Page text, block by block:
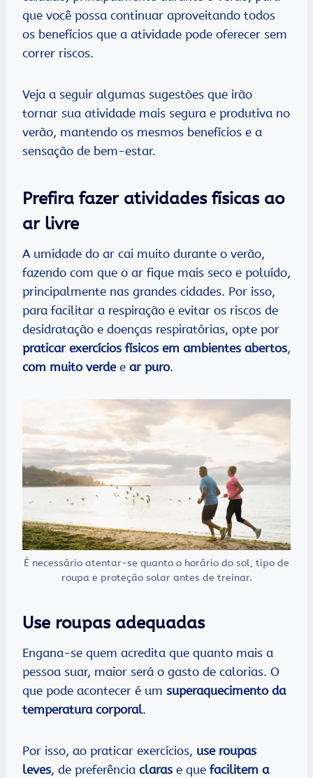
que você possa continuar aproveitando todos
os benefícios que a atividade pode oferecer sem
correr riscos.
Veja a seguir algumas sugestões que irão
tornar sua atividade mais segura e produtiva no
verão, mantendo os mesmos benefícios e a
sensação de bem-estar.
Prefira fazer atividades físicas ao
ar livre
A umidade do ar cai muito durante o verão,
fazendo com que o ar fique mais seco e poluído,
principalmente nas grandes cidades. Por isso,
para facilitar a respiração e evitar os riscos de
desidratação e doenças respiratórias, opte por
praticar exercícios físicos em ambientes abertos,
com muito verdee ar puro.
É necessário atentar-se quanto o horário do sol, tipo de
roupa e proteção solar antes de treinar.
Use roupas adequadas
Engana-se quem acredita que quanto mais a
pessoa suar, maior será o gasto de calorias. O
que pode acontecer é um superaquecimento da
temperatura corporal.
Por isso, ao praticar exercícios, use roupas
leves, de preferência claras e que facilitem a